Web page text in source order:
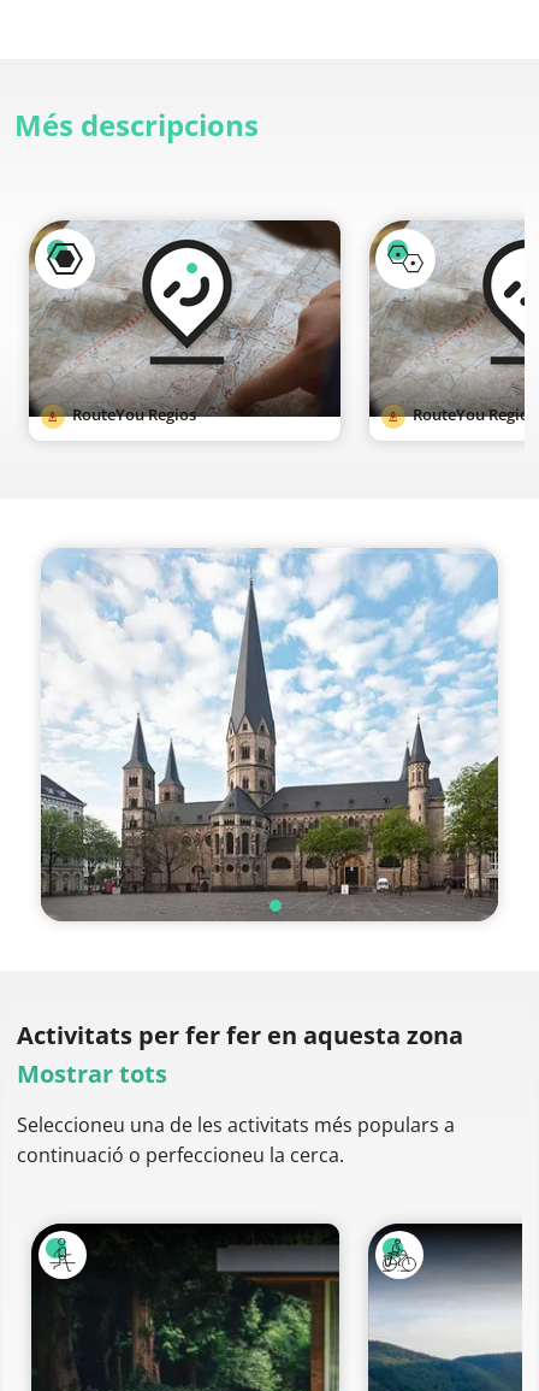
Més descripcions
RouteYou Regios RouteYou Regios
Activitats per ferfer en aquesta zona
Mostrar tots
Seleccioneu una de les activitats més populars a
continuació o perfeccioneu la cerca.